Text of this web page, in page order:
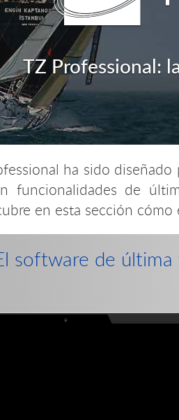
TZ Professional:
ha sido
funcionalidades de
en esta sección
software de